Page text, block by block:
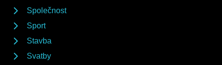
Společnost
Sport
Stavba
Svatby